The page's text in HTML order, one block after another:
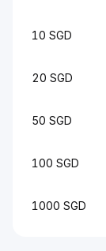
10 SGD
20 SGD
50 SGD
100 SGD
1000 SGD